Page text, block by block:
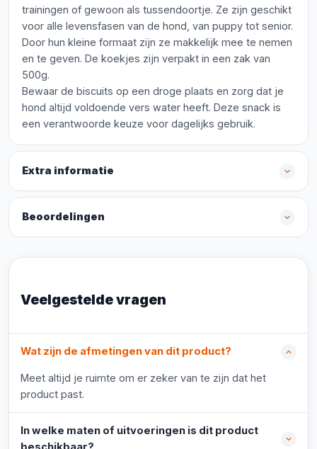
trainingen of gewoon als tussendoortje. Ze zijn geschikt
voor alle levensfasen van de hond, van puppy tot senior.
Door hun kleine formaat zijn ze makkelijk mee te nemen
en te geven. De koekjes zijn verpakt in een zak van
500g.
Bewaar de biscuits op een droge plaats en zorg dat je
hond altijd voldoende vers water heeft. Deze snack is
een verantwoorde keuze voor dagelijks gebruik.
Extra informatie
Beoordelingen
Veelgestelde vragen
Wat zijn de afmetingen van dit product?
Meet altijd je ruimte om er zeker van te zijn dat het
product past.
In welke maten of uitvoeringen is dit product